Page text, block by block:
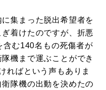
に集まった脱出希望者を
着けたのですが、折悪
含む140名もの死傷者が
機まで運ぶことができ
ればという声もありま
隊機の出動を決めたの